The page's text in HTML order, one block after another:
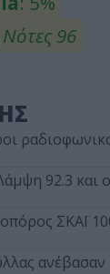
96
92.3
ΣΚΑΪ